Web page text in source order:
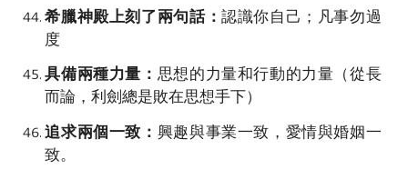
希臘神殿上刻了兩句話：認識你自己；凡事勿過
度
具備兩種力量： 思想的力量和行動的力量 （從長
而論，利劍總是敗在思想手下）
追求兩個一致： 興趣與事業一致，愛情與婚姻一
致。